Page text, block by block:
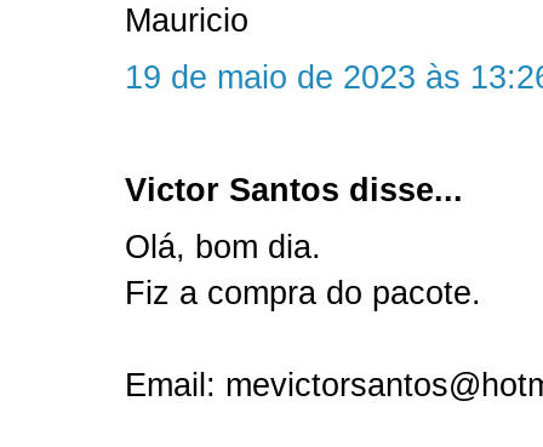
Mauricio
19 de maio de 2023 às
Victor Santos disse...
Olá, bom dia.
Fiz a compra do pacote.
Email: